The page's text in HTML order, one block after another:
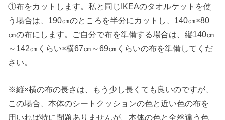
①布をカットします。私と同じIKEAのタオルケットを使
う場合は、190㎝のところを半分にカットし、140㎝×80
㎝の布にします。ご自分で布を準備する場合は、縦140㎝
～142㎝くらい×横67㎝～69㎝くらいの布を準備してくだ
さい。
※縦×横の布の長さは、もう少し長くても良いのですが、
この場合、本体のシートクッションの色と近い色の布を
用いれば特に問題ありませんが、本体の色と全然違う色